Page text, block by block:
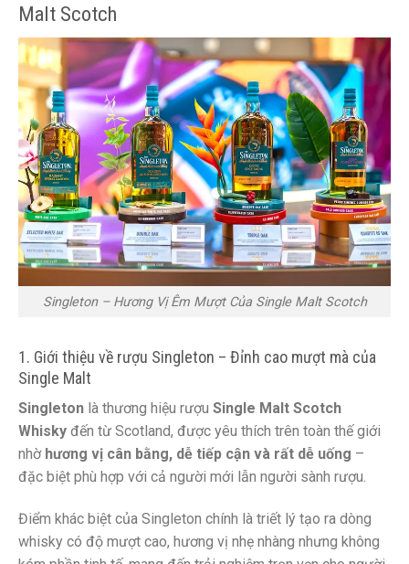
Malt Scotch
Singleton – Hương Vị Êm Mượt Của Single Malt Scotch
1. Giới thiệu về rượu Singleton – Đỉnh cao mượt mà của
Single Malt
Singleton là thương hiệu rượu Single Malt Scotch
Whisky đến từ Scotland, được yêu thích trên toàn thế giới
nhờ hương vị cân bằng, dễ tiếp cận và rất dễ uống –
đặc biệt phù hợp với cả người mới lẫn người sành rượu.
Điểm khác biệt của Singleton chính là triết lý tạo ra dòng
whisky có độ mượt cao, hương vị nhẹ nhàng nhưng không